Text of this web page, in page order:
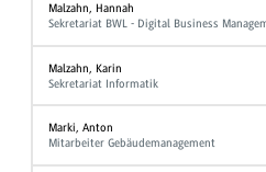
Malzahn, Hannah
Sekretariat BWL - Digital Business
Malzahn, Karin
Sekretariat Informatik
Marki, Anton
Mitarbeiter Gebäudemanagement